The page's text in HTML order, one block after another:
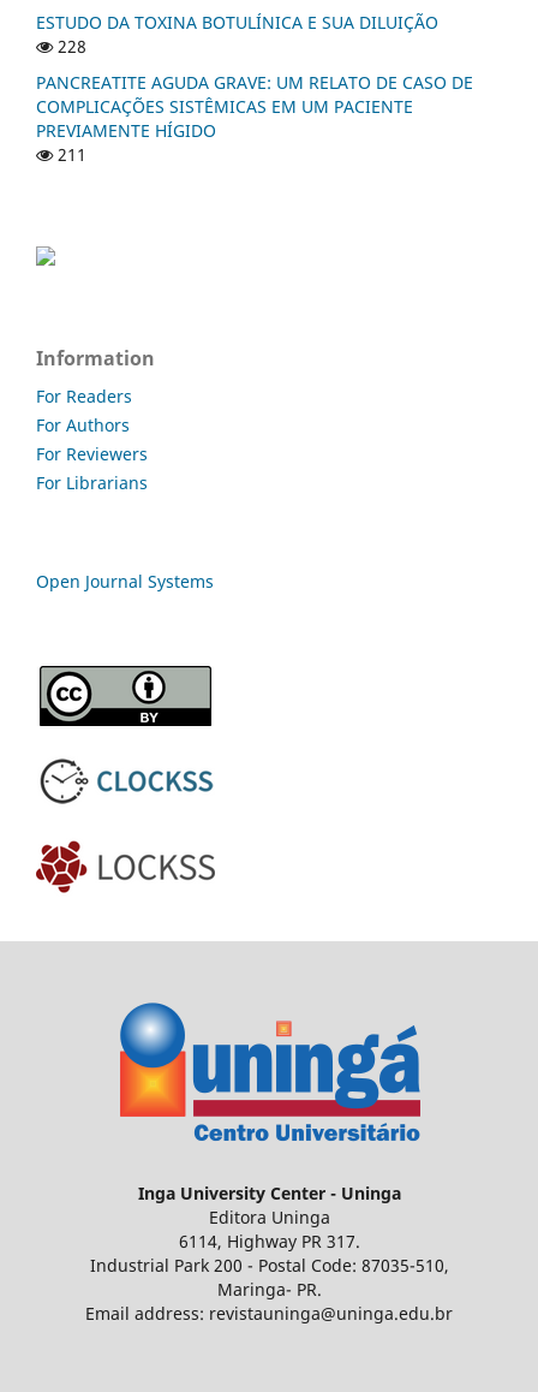
ESTUDO DA TOXINA BOTULÍNICA E SUA DILUIÇÃO
228
PANCREATITE AGUDA GRAVE: UM RELATO DE CASO DE
COMPLICAÇÕES SISTÊMICAS EM UM PACIENTE
PREVIAMENTE HÍGIDO
211
Information
For Readers
For Authors
For Reviewers
For Librarians
Open Journal Systems
Inga University Center - Uninga
Editora Uninga
6114, Highway PR 317.
Industrial Park 200 - Postal Code: 87035-510,
Maringa- PR.
Email address: revistauninga@uninga.edu.br